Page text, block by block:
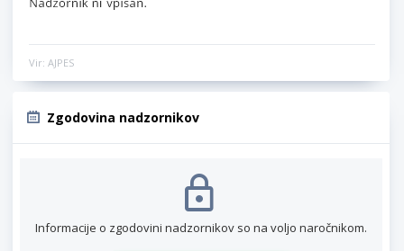
Vir: AJPES
Zgodovina nadzornikov
Informacije o zgodovini nadzornikov so na voljo naročnikom.